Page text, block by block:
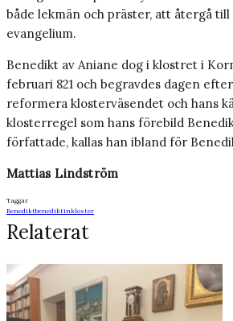
både lekmän och präster, att återgå till
evangelium.
Benedikt av Aniane dog i klostret i
februari 821 och begravdes dagen
reformera klosterväsendet och hans
klosterregel som hans förebild
författade, kallas han ibland för
Mattias Lindström
Taggar
Benediktbenediktinkloster
Relaterat